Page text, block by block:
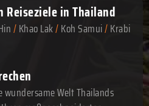
Reiseziele in Thailand
/Khao Lak/Koh Samui/Krabi
wundersame Welt Thailands